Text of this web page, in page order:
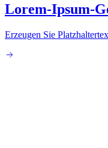
Lorem-Ipsum-
Erzeugen Sie